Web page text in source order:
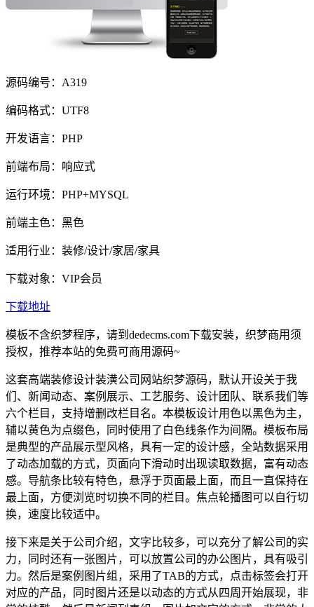
源码编号：A319
编码格式：UTF8
开发语言：PHP
前端布局：响应式
运行环境：PHP+MYSQL
前端主色：黑色
适用行业：装修/设计/家居/家具
下载对象：VIP会员
下载地址
模板不含织梦程序，请到dedecms.com下载安装，织梦商用须
授权，推荐本站的免费可商用源码~
这套高端装修设计装潢公司网站织梦源码，默认开设关于我
们、新闻动态、案例展示、工艺服务、设计团队、联系我们等
六个栏目，支持增删改栏目名。本模板设计用色以黑色为主，
辅以黄色为点缀色，同时使用了白色线条作为间隔。模板布局
是典型的产品展示型风格，具有一定的设计感，全站数据采用
了动态加载的方式，页面向下滑动时出现读取数据，富有动态
感。导航条比较有特色，悬浮于页面最上面，而且一直保持在
最上面，方便浏览时切换不同的栏目。焦点轮播图可以自行切
换，速度比较适中。
接下来是关于公司介绍，文字比较多，可以充分了解公司的实
力，同时还有一张图片，可以放置公司的办公图片，具有吸引
力。然后是案例图片组，采用了TAB的方式，点击标签会打开
对应的产品，同时图片还是以动态的方式从四周开始展现，非